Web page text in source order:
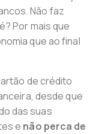
Não faz
Por mais que
que ao final
de crédito
desde que
das suas
e não perca de